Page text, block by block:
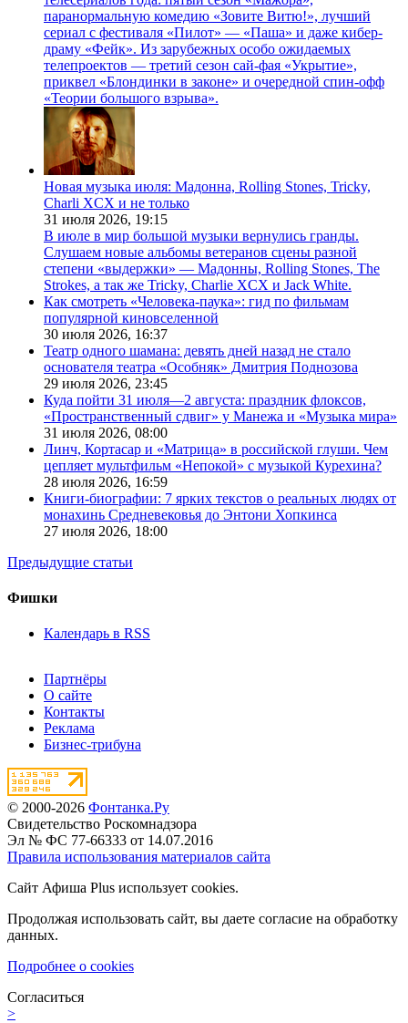
паранормальную комедию «Зовите Витю!», лучший
сериал с фестиваля «Пилот» — «Паша» и даже кибер-
драму «Фейк». Из зарубежных особо ожидаемых
телепроектов — третий сезон сай-фая «Укрытие»,
приквел «Блондинки в законе» и очередной спин-офф
«Теории большого взрыва».
Новая музыка июля: Мадонна, Rolling Stones, Tricky,
Charli XCX и не только
31 июля 2026, 19:15
В июле в мир большой музыки вернулись гранды.
Слушаем новые альбомы ветеранов сцены разной
степени «выдержки» — Мадонны, Rolling Stones, The
Strokes, а так же Tricky, Charlie XCX и Jack White.
Как смотреть «Человека-паука»: гид по фильмам
популярной киновселенной
30 июля 2026, 16:37
Театр одного шамана: девять дней назад не стало
основателя театра «Особняк» Дмитрия Поднозова
29 июля 2026, 23:45
Куда пойти 31 июля—2 августа: праздник флоксов,
«Пространственный сдвиг» у Манежа и «Музыка мира»
31 июля 2026, 08:00
Линч, Кортасар и «Матрица» в российской глуши. Чем
цепляет мультфильм «Непокой» с музыкой Курехина?
28 июля 2026, 16:59
Книги-биографии: 7 ярких текстов о реальных людях от
монахинь Средневековья до Энтони Хопкинса
27 июля 2026, 18:00
Предыдущие статьи
Фишки
Календарь в RSS
Партнёры
О сайте
Контакты
Реклама
Бизнес-трибуна
© 2000-2026 Фонтанка.Ру
Свидетельство Роскомнадзора
Эл № ФС 77-66333 от 14.07.2016
Правила использования материалов сайта
Сайт Афиша Plus использует cookies.
Продолжая использовать сайт, вы даете согласие на обработку
данных.
Подробнее о cookies
Согласиться
>